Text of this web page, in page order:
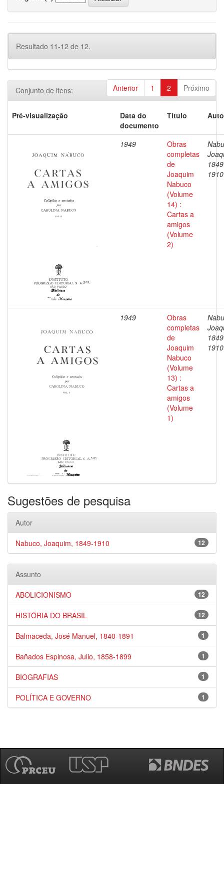
Resultado 11-12 de 12.
Anterior 1 2 Próximo
Conjunto de itens:
Pré-visualização
Data do
documento
Título
1949
Obras
completas
de
Joaquim
Nabuco
(Volume
14) :
Cartas a
amigos
(Volume
2)
1910
1949
Obras
completas
de
Joaquim
Nabuco
(Volume
13) :
Cartas a
amigos
(Volume
1)
1910
Sugestões de pesquisa
Autor
12
Nabuco, Joaquim, 1849-1910
Assunto
12
ABOLICIONISMO
12
HISTÓRIA DO BRASIL
1
Balmaceda, José Manuel, 1840-1891
1
Bañados Espinosa, Julio, 1858-1899
1
BIOGRAFIAS
1
POLÍTICA E GOVERNO